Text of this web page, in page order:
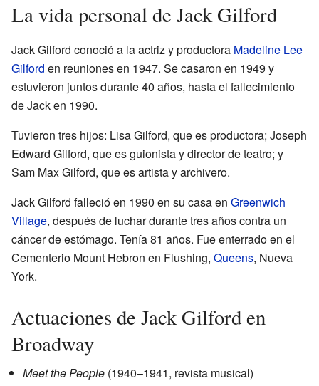
La vida personal de Jack Gilford
Jack Gilford conoció a la actriz y productora Madeline Lee
Gilford en reuniones en 1947. Se casaron en 1949 y
estuvieron juntos durante 40 años, hasta el fallecimiento
de Jack en 1990.
Tuvieron tres hijos: Lisa Gilford, que es productora; Joseph
Edward Gilford, que es guionista y director de teatro; y
Sam Max Gilford, que es artista y archivero.
Jack Gilford falleció en 1990 en su casa en Greenwich
Village, después de luchar durante tres años contra un
cáncer de estómago. Tenía 81 años. Fue enterrado en el
Cementerio Mount Hebron en Flushing, Queens, Nueva
York.
Actuaciones de Jack Gilford en
Broadway
Meet the People (1940–1941, revista musical)